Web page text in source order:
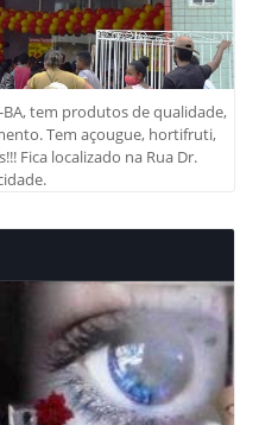
tem produtos de qualidade,
Tem açougue, hortifruti,
Fica localizado na Rua Dr.